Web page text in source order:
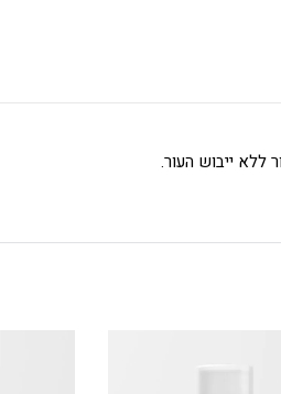
ללא ייבוש העור.